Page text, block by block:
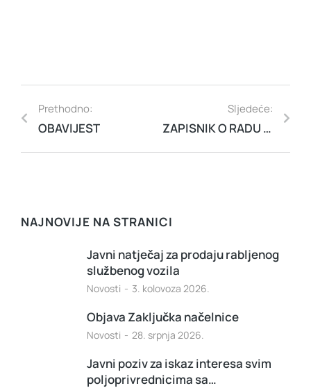
Prethodno:
OBAVIJEST
Sljedeće:
ZAPISNIK O RADU POVJERENSTVA ZA PROVEDBU NATJEČAJA ZA DAVANJE NA KORIŠTENJE JAVNIH POVRŠINA I TRGOVAČKIH MOBILNIH KUĆICA
NAJNOVIJE NA STRANICI
Javni natječaj za prodaju rabljenog
službenog vozila
Novosti 3. kolovoza 2026.
Objava Zaključka načelnice
Novosti 28. srpnja 2026.
Javni poziv za iskaz interesa svim
poljoprivrednicima sa…